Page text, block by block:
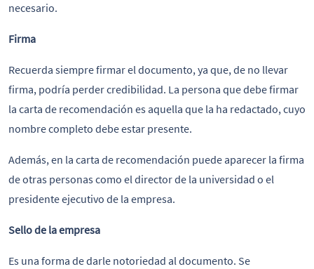
necesario.
Firma
Recuerda siempre firmar el documento, ya que, de no llevar
firma, podría perder credibilidad. La persona que debe firmar
la carta de recomendación es aquella que la ha redactado, cuyo
nombre completo debe estar presente.
Además, en la carta de recomendación puede aparecer la firma
de otras personas como el director de la universidad o el
presidente ejecutivo de la empresa.
Sello de la empresa
Es una forma de darle notoriedad al documento. Se